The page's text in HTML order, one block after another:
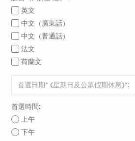
康，可先由
英文
中文（廣東話）
中文（普通話）
法文
荷蘭文
首選時間:
上午
下午